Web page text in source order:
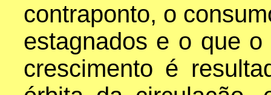
contraponto, o
estagnados e o que
crescimento é